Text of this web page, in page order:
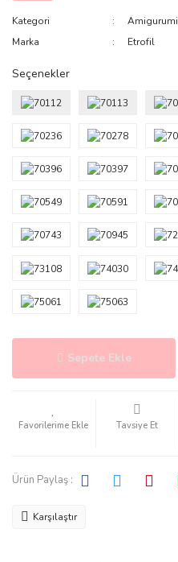
Kategori Amigurumi
Marka
Etrofil
Seçenekler
Sepete Ekle
Tavsiye Et
Ürün Paylaş :
Karşılaştır